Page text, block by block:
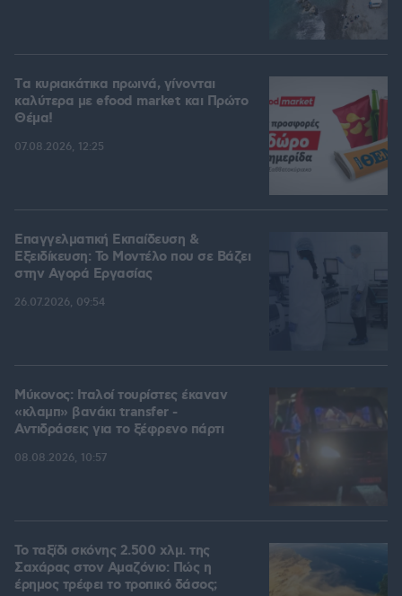
Tα κυριακάτικα πρωινά, γίνονται
καλύτερα με efood market και Πρώτο
Θέμα!
07.08.2026, 12:25
Επαγγελματική Εκπαίδευση &
Εξειδίκευση: Το Mοντέλο που σε Bάζει
στην Aγορά Eργασίας
26.07.2026, 09:54
Μύκονος: Ιταλοί τουρίστες έκαναν
«κλαμπ» βανάκι transfer -
Αντιδράσεις για το ξέφρενο πάρτι
08.08.2026, 10:57
Το ταξίδι σκόνης 2.500 χλμ. της
Σαχάρας στον Αμαζόνιο: Πώς η
έρημος τρέφει το τροπικό δάσος;